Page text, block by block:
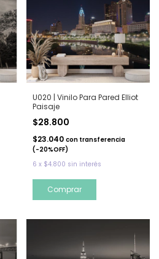
U020 | Vinilo Para Pared Elliot
Paisaje
$28.800
$23.040 con transferencia
(-20%OFF)
6 x $4.800 sin interés
Comprar